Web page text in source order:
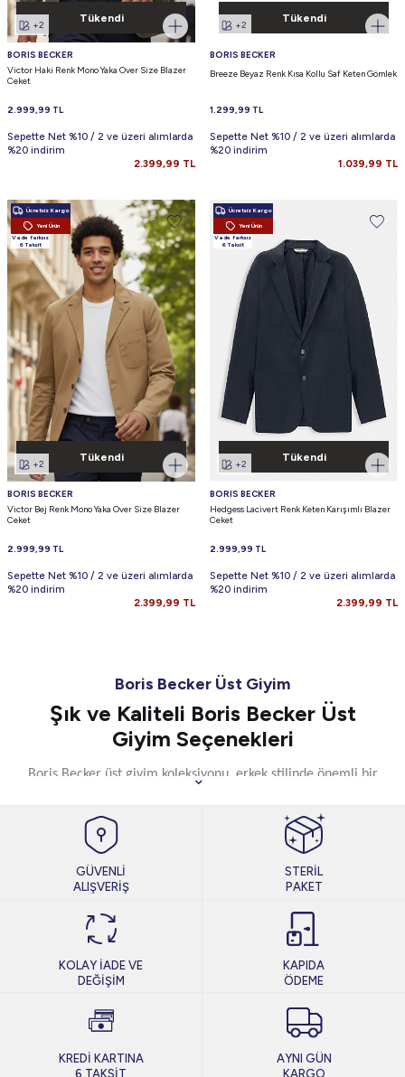
Tükendi
+2
BORIS BECKER
Victor Haki Renk Mono Yaka Over Size Blazer
Ceket
2.999,99 TL
Sepette Net %10 / 2 ve üzeri alımlarda
%20 indirim
2.399,99 TL
Tükendi
+2
BORIS BECKER
Breeze Beyaz Renk Kısa Kollu Saf Keten Gömlek
1.299,99 TL
Sepette Net %10 / 2 ve üzeri alımlarda
%20 indirim
1.039,99 TL
Ücretsiz Kargo
Yeni Ürün
Vade farksız
6 Taksit
Tükendi
+2
BORIS BECKER
Victor Bej Renk Mono Yaka Over Size Blazer
Ceket
2.999,99 TL
Sepette Net %10 / 2 ve üzeri alımlarda
%20 indirim
2.399,99 TL
Ücretsiz Kargo
Yeni Ürün
Vade farksız
6 Taksit
Tükendi
+2
BORIS BECKER
Hedgess Lacivert Renk Keten Karışımlı Blazer
Ceket
2.999,99 TL
Sepette Net %10 / 2 ve üzeri alımlarda
%20 indirim
2.399,99 TL
Boris Becker Üst Giyim
Şık ve Kaliteli Boris Becker Üst
Giyim Seçenekleri
Boris Becker üst giyim koleksiyonu, erkek stilinde önemli bir
oluşan Boris Becker erkek üst giyim seçeneklerini özellikle
klasik ve sportif tarzdan hoşlanıyorsanız çok beğeneceksiniz.
Model seçeneklerimizi değerlendirirken, elde etmek
istediğiniz tarzı dikkate almanız gerekir. Sade, şık, modern ya
oldukça dikkat çekicidir. Bu sayede farklı tarzlara uygun
görünüm yakalamış olursunuz. Voltaj olarak sizlere bu şık ve
arasından seçim yapma imkânı sunuyoruz.
Giyim Seçeneklerini Tercih Edebilirsiniz
Boris Becker ceket koleksiyonumuz klasik tarzını modern stille
buluşturmak isteyen erkeklerin tercihidir. Farklı kombinler
GÜVENLİ
ALIŞVERİŞ
STERİL
PAKET
KOLAY İADE VE
DEĞİŞİM
KAPIDA
ÖDEME
KREDİ KARTINA
6 TAKSİT
AYNI GÜN
KARGO